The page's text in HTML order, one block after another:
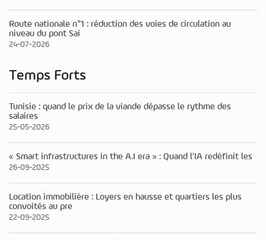
Route nationale n°1 : réduction des voies de circulation au
niveau du pont Sai
24-07-2026
Temps Forts
Tunisie : quand le prix de la viande dépasse le rythme des
salaires
25-05-2026
« Smart infrastructures in the A.I era » : Quand l’IA redéfinit les
26-09-2025
Location immobilière : Loyers en hausse et quartiers les plus
convoités au pre
22-09-2025